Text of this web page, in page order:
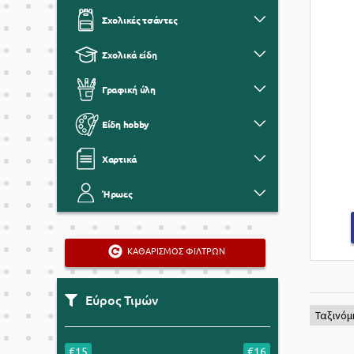
Σχολικές τσάντες
Σχολικά είδη
Γραφική ύλη
Είδη hobby
Χαρτικά
Ήρωες
ΚΑΘΑΡΙΣΜΟΣ ΦΙΛΤΡΩΝ
Εύρος Τιμών
€15 €16